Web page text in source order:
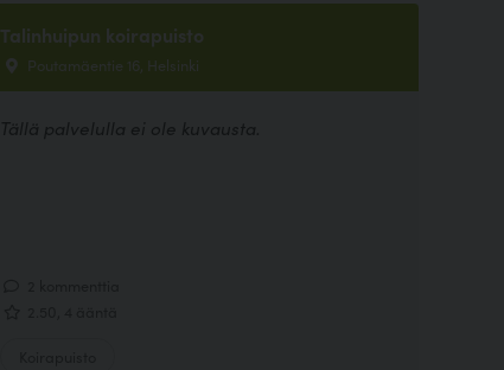
Talinhuipun koirapuisto
Poutamäentie 16, Helsinki
Tällä palvelulla ei ole kuvausta.